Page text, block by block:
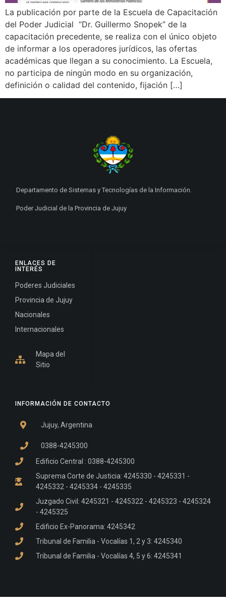
La publicación por parte de la Escuela de Capacitación
del Poder Judicial “Dr. Guillermo Snopek” de la
capacitación precedente, se realiza con el único objeto
de informar a los operadores jurídicos, las ofertas
académicas que llegan a su conocimiento. La Escuela,
no participa de ningún modo en su organización,
definición o calidad del contenido, fijación […]
INFORMACIÓN DE CONTACTO
Jujuy, Argentina
0388-4245300
Edificio Central : 0388-4245300
Suprema Corte de Justicia: 4245330 - 4245331 -
4245332 - 4245334 - 4245335
Juzgado Civil: 4245321 - 4245322 - 4245323 - 4245324
- 4245325
Edificio Ex-Panorama: 4245342
Tribunal de Familia - Vocalías 1, 2 y 3: 4245340
Tribunal de Familia - Vocalías 4, 5 y 6: 4245341
ENLACES DE
INTERÉS
Poderes Judiciales
Provincia de Jujuy
Nacionales
Internacionales
Mapa del
Sitio
Departamento de Sistemas y Tecnologías de la Información.
Poder Judicial de la Provincia de Jujuy